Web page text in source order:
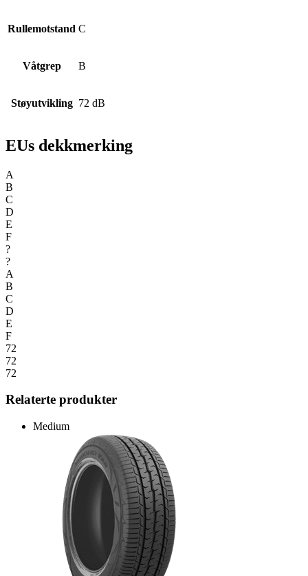
Rullemotstand C
Våtgrep B
Støyutvikling 72 dB
EUs dekkmerking
A
B
C
D
E
F
?
?
A
B
C
D
E
F
72
72
72
Relaterte produkter
Medium